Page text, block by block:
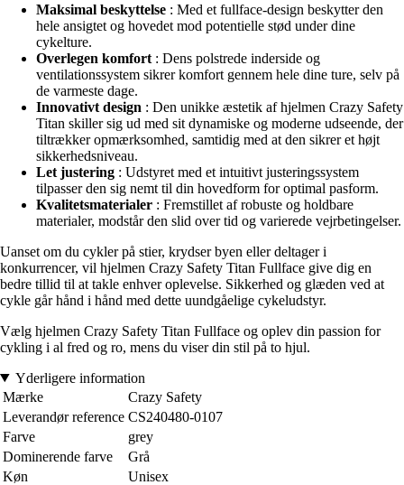
Maksimal beskyttelse : Med et fullface-design beskytter den
hele ansigtet og hovedet mod potentielle stød under dine
cykelture.
Overlegen komfort : Dens polstrede inderside og
ventilationssystem sikrer komfort gennem hele dine ture, selv på
de varmeste dage.
Innovativt design : Den unikke æstetik af hjelmen Crazy Safety
Titan skiller sig ud med sit dynamiske og moderne udseende, der
tiltrækker opmærksomhed, samtidig med at den sikrer et højt
sikkerhedsniveau.
Let justering : Udstyret med et intuitivt justeringssystem
tilpasser den sig nemt til din hovedform for optimal pasform.
Kvalitetsmaterialer : Fremstillet af robuste og holdbare
materialer, modstår den slid over tid og varierede vejrbetingelser.
Uanset om du cykler på stier, krydser byen eller deltager i
konkurrencer, vil hjelmen Crazy Safety Titan Fullface give dig en
bedre tillid til at takle enhver oplevelse. Sikkerhed og glæden ved at
cykle går hånd i hånd med dette uundgåelige cykeludstyr.
Vælg hjelmen Crazy Safety Titan Fullface og oplev din passion for
cykling i al fred og ro, mens du viser din stil på to hjul.
Yderligere information
Mærke
Crazy Safety
Leverandør reference CS240480-0107
Farve
grey
Dominerende farve
Grå
Køn
Unisex